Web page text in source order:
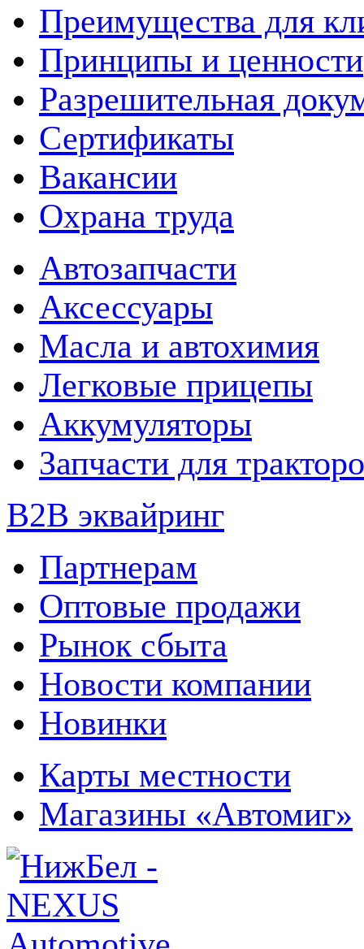
Преимущества для
Принципы и ценности
Разрешительная
Сертификаты
Вакансии
Охрана труда
Автозапчасти
Аксессуары
Масла и автохимия
Легковые прицепы
Аккумуляторы
Запчасти для
B2B эквайринг
Партнерам
Оптовые продажи
Рынок сбыта
Новости компании
Новинки
Карты местности
Магазины «Автомиг»